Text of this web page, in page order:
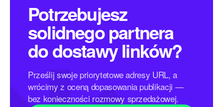
Potrzebujesz
solidnego partnera
do dostawy linków?
Prześlij swoje priorytetowe adresy URL, a
wrócimy z oceną dopasowania publikacji —
bez konieczności rozmowy sprzedażowej.